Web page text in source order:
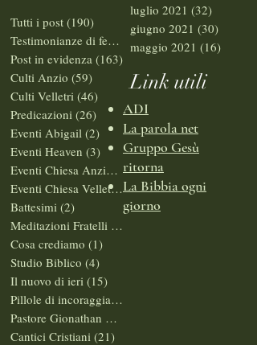
Link utili
ADI
La parola net
Gruppo Gesù
ritorna
La Bibbia ogni
giorno
Tutti i post (190)
Testimonianze di fede
(6)
6 post
Post in evidenza (163) 163 post
Culti Anzio (59)
Culti Velletri (46)
Predicazioni (26) 26 post
Eventi Abigail (2) 2 post
Eventi Heaven (3) 3 post
Eventi Chiesa Anzio(2)2 post
Eventi Chiesa Velletri(0)0 post
Battesimi (2)
Meditazioni Fratelli (0)
Cosa crediamo (1)
Studio Biblico (4)
Il nuovo di ieri (15)
Pillole di incoraggiamento
Pastore Gionathan Brasiello
Cantici Cristiani (21)
luglio 2021 (32)
giugno 2021 (30)
maggio 2021 (16)